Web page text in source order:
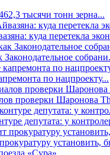
тысячи тонн зерна...
куда перетекла
по нацпроекту...
проверки Шаронова
депутата: у
установить,